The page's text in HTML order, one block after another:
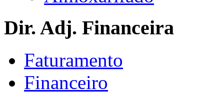
Dir. Adj. Financeira
Faturamento
Financeiro